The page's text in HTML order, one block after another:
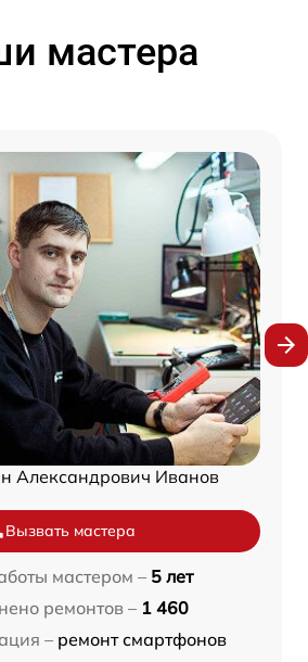
мастера
Александрович Иванов
Вызвать мастера
мастером – 5 лет
ремонтов – 1 460
– ремонт смартфонов